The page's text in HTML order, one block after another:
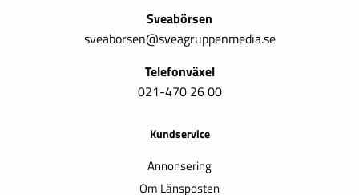
Sveabörsen
sveaborsen@sveagruppenmedia.se
Telefonväxel
021-470 26 00
Kundservice
Annonsering
Om Länsposten